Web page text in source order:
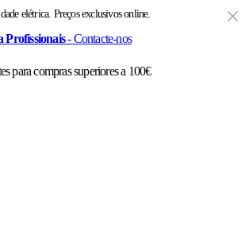
elétrica. Preços exclusivos online.
Profissionais- Contacte-nos
para compras superiores a 100€